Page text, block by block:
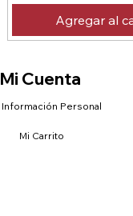
Agregar al
Mi Cuenta
Información Personal
Mi Carrito